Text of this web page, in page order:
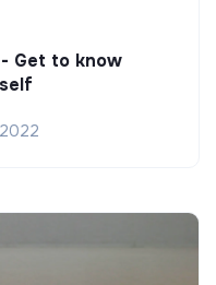
Get to know